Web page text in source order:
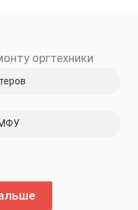
оргтехники